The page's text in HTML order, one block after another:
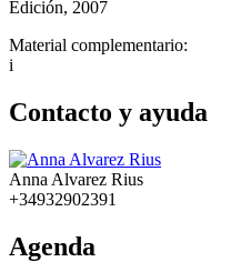
Edición, 2007
Material complementario:
i
Contacto y ayuda
Anna Alvarez Rius
+34932902391
Agenda